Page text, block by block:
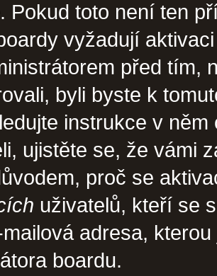
Pokud toto není ten
vyžadují
před tím,
byli byste k
instrukce v
ujistěte se, že vámi
proč se
uživatelů, kteří se
adresa,
boardu.